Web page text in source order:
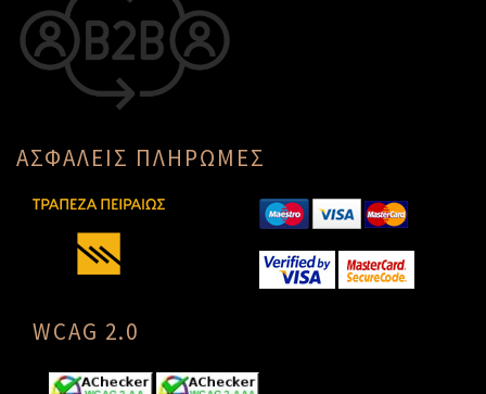
ΑΣΦΑΛΕΙΣ ΠΛΗΡΩΜΕΣ
WCAG 2.0